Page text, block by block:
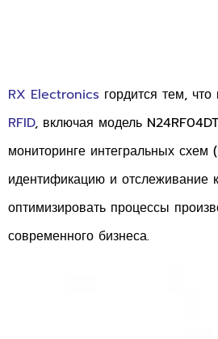
RX Electronics гордится тем,
RFID, включая модель
мониторинге интегральных схем
идентификацию и
оптимизировать процессы
современного бизнеса.